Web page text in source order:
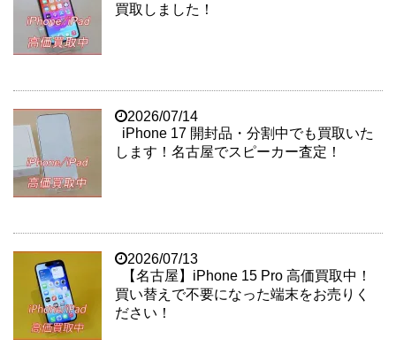
買取しました！
2026/07/14
iPhone 17 開封品・分割中でも買取いた
します！名古屋でスピーカー査定！
2026/07/13
【名古屋】iPhone 15 Pro 高価買取中！
買い替えで不要になった端末をお売りく
ださい！